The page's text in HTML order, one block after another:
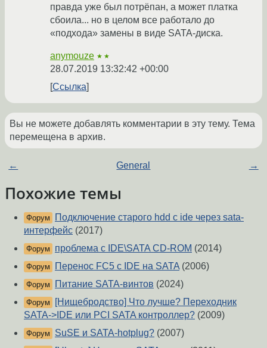
правда уже был потрёпан, а может платка
сбоила... но в целом все работало до
«подхода» замены в виде SATA-диска.
anymouze ★★
28.07.2019 13:32:42 +00:00
Ссылка
Вы не можете добавлять комментарии в эту тему. Тема
перемещена в архив.
← General →
Похожие темы
Форум
Подключение старого hdd с ide через sata-
интерфейс (2017)
Форум проблема с IDE\SATA CD-ROM (2014)
Форум Перенос FC5 с IDE на SATA (2006)
Форум Питание SATA-винтов (2024)
Форум
[Нищебродство] Что лучше? Переходник
SATA->IDE или PCI SATA контроллер? (2009)
Форум SuSE и SATA-hotplug? (2007)